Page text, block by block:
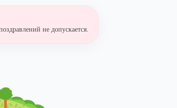
не допускается.